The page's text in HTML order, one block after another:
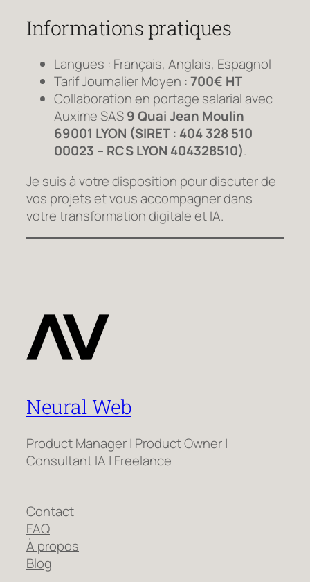
Informations pratiques
Langues : Français, Anglais, Espagnol
Tarif Journalier Moyen :700€ HT
Collaboration en portage salarial avec
Auxime SAS9 Quai Jean Moulin
69001 LYON (SIRET : 404 328 510
00023 – RCS LYON 404328510).
Je suis à votre disposition pour discuter de
vos projets et vous accompagner dans
votre transformation digitale et IA.
Neural Web
Product Manager | Product Owner |
Consultant IA | Freelance
Contact
FAQ
À propos
Blog